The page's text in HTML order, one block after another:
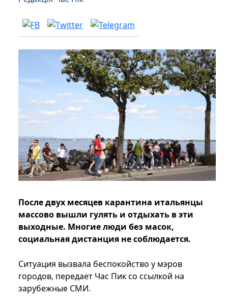
После двух месяцев карантина итальянцы
массово вышли гулять и отдыхать в эти
выходные. Многие люди без масок,
социальная дистанция не соблюдается.
Ситуация вызвала беспокойство у мэров
городов, передает Час Пик со ссылкой на
зарубежные СМИ.